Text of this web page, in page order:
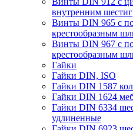
внутренним
Винты DIN 965 с
крестообразным
Винты DIN 967 с
крестообразным
Гайки
Гайки DIN, ISO
Гайки DIN 1587
Гайки DIN 1624
Гайки DIN 6334
удлиненные